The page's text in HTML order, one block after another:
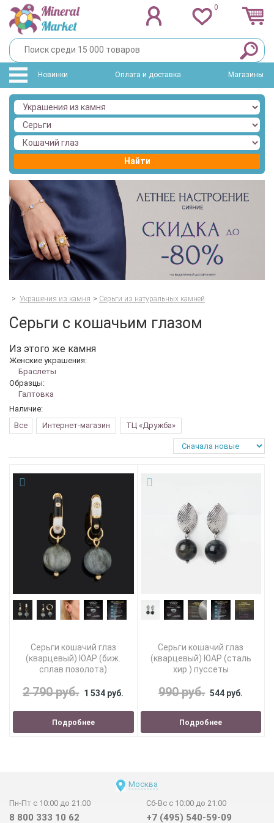
0
Новинки Оплата и доставка Магазины
Найти
> Украшения из камня > Серьги из натуральных камней
Серьги с кошачьим глазом
Из этого же камня
Женские украшения:
Браслеты
Образцы:
Галтовка
Наличие:
Все
Интернет-магазин ТЦ «Дружба»
Серьги кошачий глаз
(кварцевый) ЮАР (биж.
сплав позолота)
2 790 руб. 1 534 руб.
Подробнее
Серьги кошачий глаз
(кварцевый) ЮАР (сталь
хир.) пуссеты
990 руб. 544 руб.
Подробнее
Москва
Пн-Пт с 10:00 до 21:00
8 800 333 10 62
Сб-Вс с 10:00 до 21:00
+7 (495) 540-59-09